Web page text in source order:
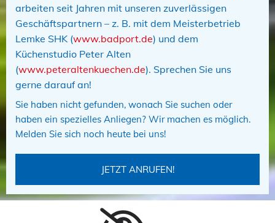
arbeiten seit Jahren mit unseren zuverlässigen
Geschäftspartnern – z. B. mit dem Meisterbetrieb
Lemke SHK (www.badport.de) und dem
Küchenstudio Peter Alten
(www.peteraltenkuechen.de). Sprechen Sie uns
gerne darauf an!
Sie haben nicht gefunden, wonach Sie suchen oder
haben ein spezielles Anliegen? Wir machen es möglich.
Melden Sie sich noch heute bei uns!
JETZT ANRUFEN!